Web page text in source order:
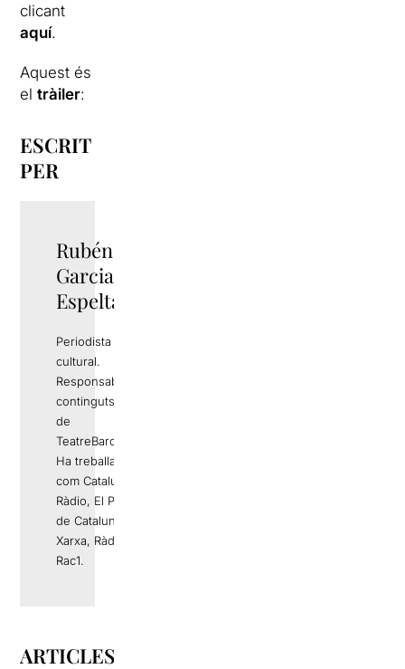
clicant
aquí.
Aquest és
eltràiler:
ESCRIT
PER
Rubén
Garcia
Espelta
Periodista i gestor
cultural.
Responsable de
continguts editorials
de
TeatreBarcelona.com
Ha treballat a mitjans
com Catalunya
Ràdio, El Periódico
de Catalunya, La
Xarxa, Ràdio 4 o
Rac1.
ARTICLES